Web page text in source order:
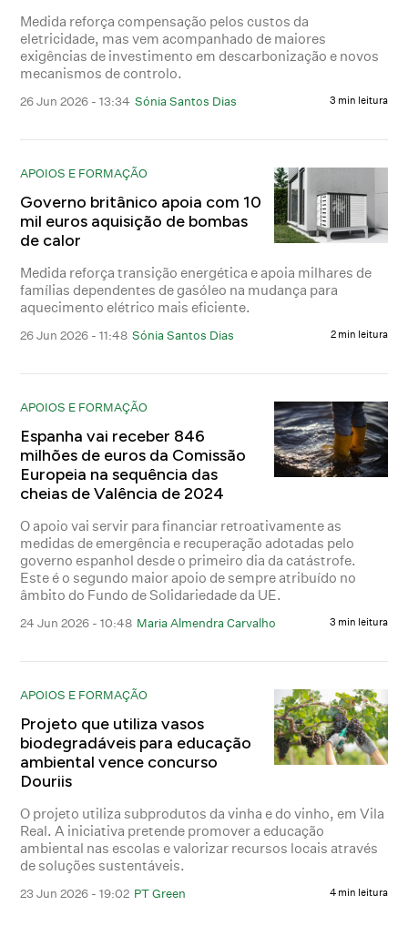
Medida reforça compensação pelos custos da
eletricidade, mas vem acompanhado de maiores
exigências de investimento em descarbonização e novos
mecanismos de controlo.
26 Jun 2026 - 13:34 Sónia Santos Dias 3 min leitura
APOIOS E FORMAÇÃO
Governo britânico apoia com 10
mil euros aquisição de bombas
de calor
Medida reforça transição energética e apoia milhares de
famílias dependentes de gasóleo na mudança para
aquecimento elétrico mais eficiente.
26 Jun 2026 - 11:48 Sónia Santos Dias 2 min leitura
APOIOS E FORMAÇÃO
Espanha vai receber 846
milhões de euros da Comissão
Europeia na sequência das
cheias de Valência de 2024
O apoio vai servir para financiar retroativamente as
medidas de emergência e recuperação adotadas pelo
governo espanhol desde o primeiro dia da catástrofe.
Este é o segundo maior apoio de sempre atribuído no
âmbito do Fundo de Solidariedade da UE.
24 Jun 2026 - 10:48 Maria Almendra Carvalho 3 min leitura
APOIOS E FORMAÇÃO
Projeto que utiliza vasos
biodegradáveis para educação
ambiental vence concurso
Douriis
O projeto utiliza subprodutos da vinha e do vinho, em Vila
Real. A iniciativa pretende promover a educação
ambiental nas escolas e valorizar recursos locais através
de soluções sustentáveis.
23 Jun 2026 - 19:02 PT Green 4 min leitura